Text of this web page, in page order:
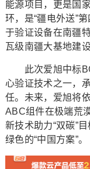
能源项目，更是国
环，是“疆电外送”
于验证设备在南疆
瓦级南疆大基地建
此次爱旭中标BC
心验证技术之一，
任。未来，爱旭将
ABC组件在极端荒
新技术助力“双碳”
绿色的“中国方案”。